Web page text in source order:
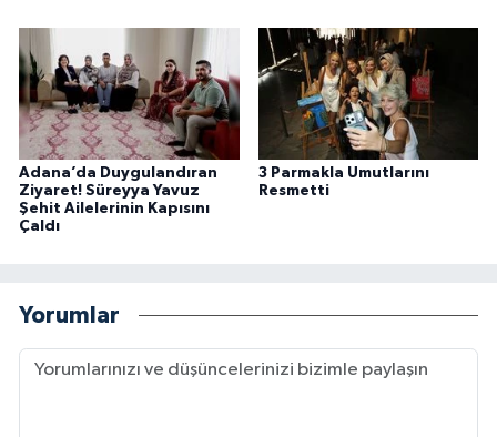
Adana’da Duygulandıran
Ziyaret! Süreyya Yavuz
Şehit Ailelerinin Kapısını
Çaldı
3 Parmakla Umutlarını
Resmetti
Yorumlar